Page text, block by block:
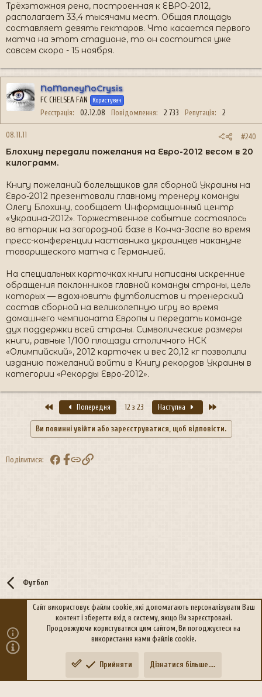
Трёхэтажная рена, построенная к ЕВРО-2012,
располагает 33,4 тысячами мест. Общая площадь
составляет девять гектаров. Что касается первого
матча на этот стадионе, то он состоится уже
совсем скоро - 15 ноября.
NoMoneyNoCrysis
FC CHELSEA FAN Користувач
Реєстрація 02.12.08 Повідомлення 2 733 Репутація 2
08.11.11 #240
Блохину передали пожелания на Евро-2012 весом в 20
килограмм.
Книгу пожеланий болельщиков для сборной Украины на
Евро-2012 презентовали главному тренеру команды
Олегу Блохину, сообщает Информационный центр
«Украина-2012». Торжественное событие состоялось
во вторник на загородной базе в Конча-Заспе во время
пресс-конференции наставника украинцев накануне
товарищеского матча с Германией.
На специальных карточках книги написаны искренние
обращения поклонников главной команды страны, цель
которых — вдохновить футболистов и тренерский
состав сборной на великолепную игру во время
домашнего чемпионата Европы и передать команде
дух поддержки всей страны. Символические размеры
книги, равные 1/100 площади столичного НСК
«Олимпийский», 2012 карточек и вес 20,12 кг позволили
изданию пожеланий войти в Книгу рекордов Украины в
категории «Рекорды Евро-2012».
ПершийПопередня 12 з 23 Наступна
Ви повинні увійти або зареєструватися, щоб відповісти.
Поділитися: FacebookПосилання
Футбол
Політика конфіденційності Дoпoмoга
Community platform by XenForo
xen-foro.com.ua Зверху
Сайт використовує файли cookie, які допомагають персоналізувати Ваш
контент і зберегти вхід в систему, якщо Ви зареєстровані.
Продовжуючи користуватися цим сайтом, Ви погоджуєтеся на
використання нами файлів cookie.
Прийняти Дізнатися більше....